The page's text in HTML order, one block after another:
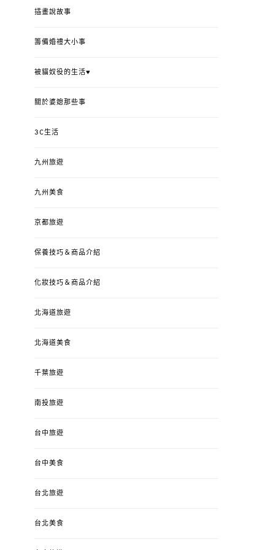
插畫說故事
籌備婚禮大小事
被貓奴役的生活♥
關於婆媳那些事
3C生活
九州旅遊
九州美食
京都旅遊
保養技巧＆商品介紹
化妝技巧＆商品介紹
北海道旅遊
北海道美食
千葉旅遊
南投旅遊
台中旅遊
台中美食
台北旅遊
台北美食